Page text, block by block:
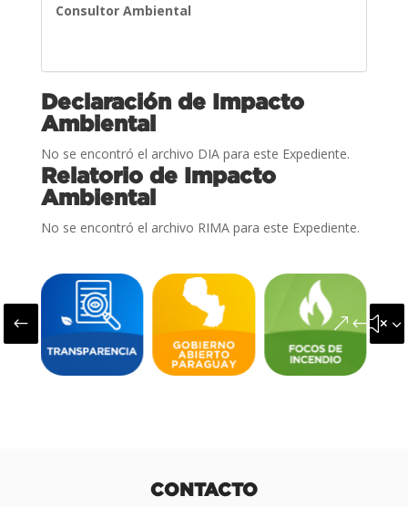
Consultor Ambiental
Declaración de Impacto
Ambiental
No se encontró el archivo DIA para este Expediente.
Relatorio de Impacto
Ambiental
No se encontró el archivo RIMA para este Expediente.
#
CONTACTO